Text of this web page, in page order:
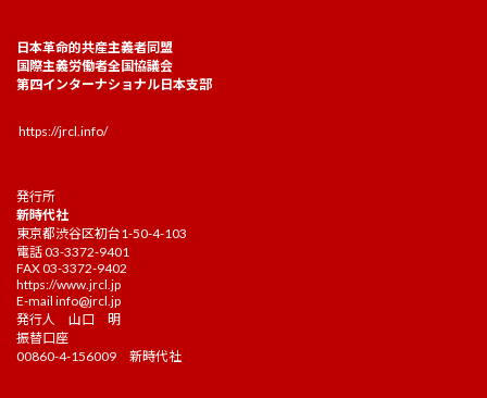
日本革命的共産主義者同盟
国際主義労働者全国協議会
第四インターナショナル日本支部
https://jrcl.info/
発行所
新時代社
東京都渋谷区初台1-50-4-103
電話 03-3372-9401
FAX 03-3372-9402
https://www.jrcl.jp
E-mail info@jrcl.jp
発行人 山口 明
振替口座
00860-4-156009 新時代社